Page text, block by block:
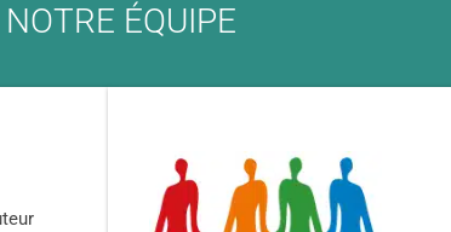
NOTRE ÉQUIPE
Nous
contacter